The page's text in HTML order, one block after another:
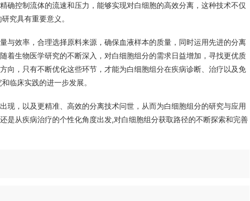
确控制流体的流速和压力，能够实现对白细胞的高效分离，这种技术不仅
究具有重要意义。
与效率，合理选择原料来源，确保血液样本的质量，同时运用先进的分离
着生物医学研究的不断深入，对白细胞组分的需求日益增加，寻找更优质
向，只有不断优化这些环节，才能为白细胞组分在疾病诊断、治疗以及免
临床实践的进一步发展。
现，以及更精准、高效的分离技术问世，从而为白细胞组分的研究与应用
是从疾病治疗的个性化角度出发,对白细胞组分获取路径的不断探索和完善